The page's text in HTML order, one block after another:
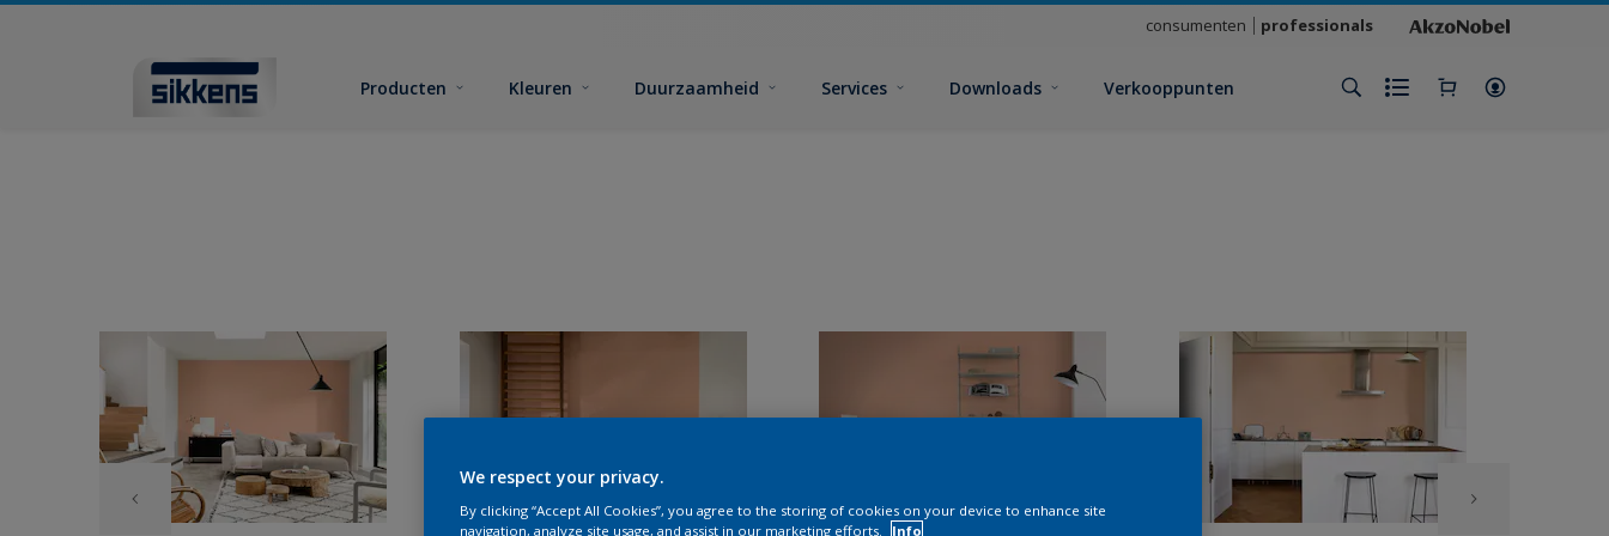
consumenten professionals
Producten Kleuren Duurzaamheid Services Downloads Verkooppunten
We respect your privacy.
By clicking “Accept All Cookies”, you agree to the storing of cookies on your device to enhance site
navigation, analyze site usage, and assist in our marketing efforts.
Info